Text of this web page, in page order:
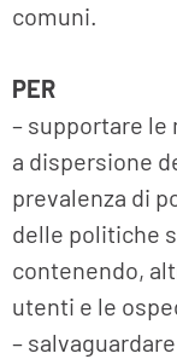
comuni.
PER
– supportare
a dispersione
prevalenza di
delle politiche
contenendo,
utenti e le
–